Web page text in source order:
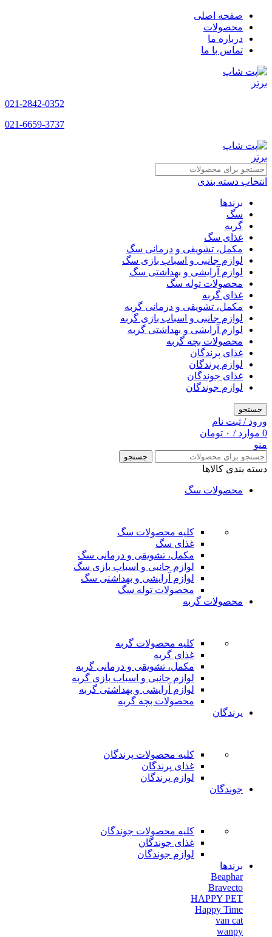
صفحه اصلی
محصولات
درباره ما
تماس با ما
021-2842-0352
021-6659-3737
انتخاب دسته بندی
برندها
سگ
گربه
غذای سگ
مکمل، تشویقی و درمانی سگ
لوازم جانبی و اسباب بازی سگ
لوازم آرایشی و بهداشتی سگ
محصولات توله سگ
غذای گربه
مکمل، تشویقی و درمانی گربه
لوازم جانبی و اسباب بازی گربه
لوازم آرایشی و بهداشتی گربه
محصولات بچه گربه
غذای پرندگان
لوازم پرندگان
غذای جوندگان
لوازم جوندگان
جستجو
ورود / ثبت نام
0 موارد / ۰ تومان
منو
جستجو
دسته بندی کالاها
محصولات سگ
کلیه محصولات سگ
غذای سگ
مکمل، تشویقی و درمانی سگ
لوازم جانبی و اسباب بازی سگ
لوازم آرایشی و بهداشتی سگ
محصولات توله سگ
محصولات گربه
کلیه محصولات گربه
غذای گربه
مکمل، تشویقی و درمانی گربه
لوازم جانبی و اسباب بازی گربه
لوازم آرایشی و بهداشتی گربه
محصولات بچه گربه
پرندگان
کلیه محصولات پرندگان
غذای پرندگان
لوازم پرندگان
جوندگان
کلیه محصولات جوندگان
غذای جوندگان
لوازم جوندگان
برندها
Beaphar
Bravecto
HAPPY PET
Happy Time
van cat
wanpy